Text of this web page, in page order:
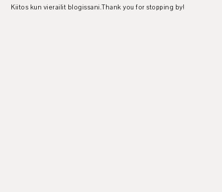
Kiitos kun vierailit blogissani.Thank you for stopping by!